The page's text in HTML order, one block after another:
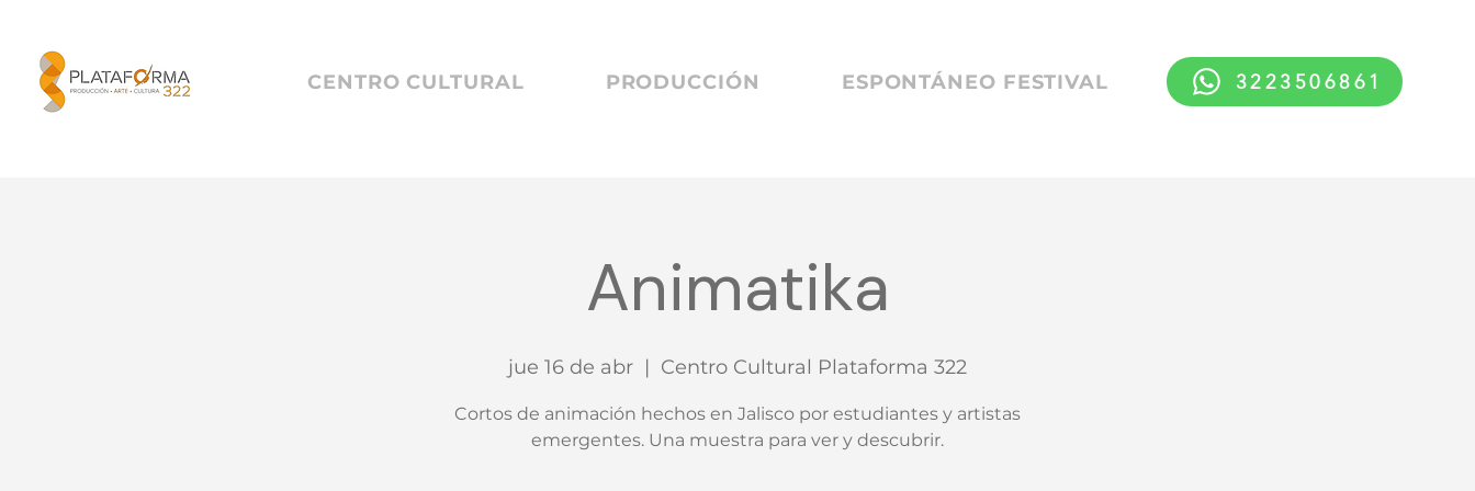
CENTRO CULTURAL PRODUCCIÓN ESPONTÁNEO FESTIVAL 3223506861
Animatika
jue 16 de abr
  |
Centro Cultural Plataforma 322
Cortos de animación hechos en Jalisco por estudiantes y artistas
emergentes. Una muestra para ver y descubrir.